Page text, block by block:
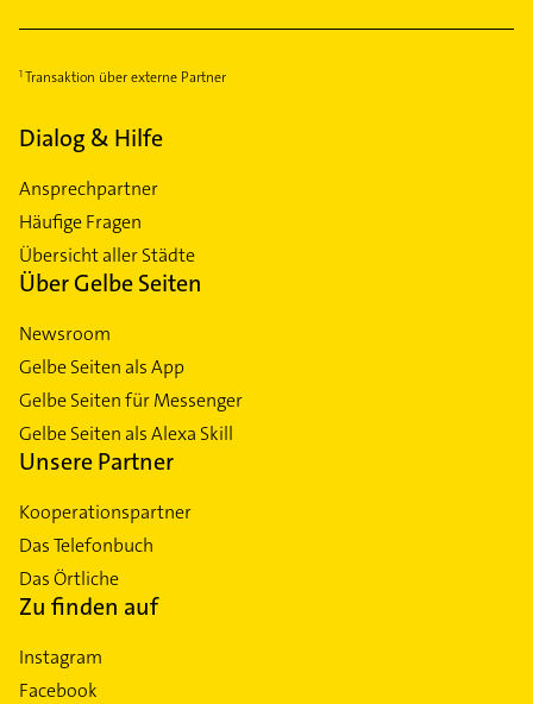
Transaktion über externe Partner
Dialog & Hilfe
Ansprechpartner
Häufige Fragen
Übersicht aller Städte
Über Gelbe Seiten
Newsroom
Gelbe Seiten als App
Gelbe Seiten für Messenger
Gelbe Seiten als Alexa Skill
Unsere Partner
Kooperationspartner
Das Telefonbuch
Das Örtliche
Zu finden auf
Instagram
Facebook